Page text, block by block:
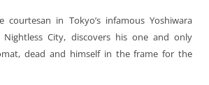
courtesan in Tokyo’s infamous Yoshiwara
City, discovers his one and only
dead and himself in the frame for the